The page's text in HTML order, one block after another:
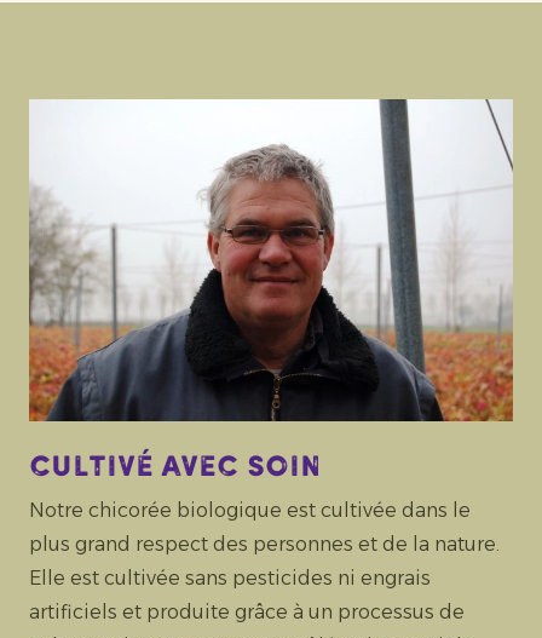
Cultivé avec soin
Notre chicorée biologique est cultivée dans le
plus grand respect des personnes et de la nature.
Elle est cultivée sans pesticides ni engrais
artificiels et produite grâce à un processus de